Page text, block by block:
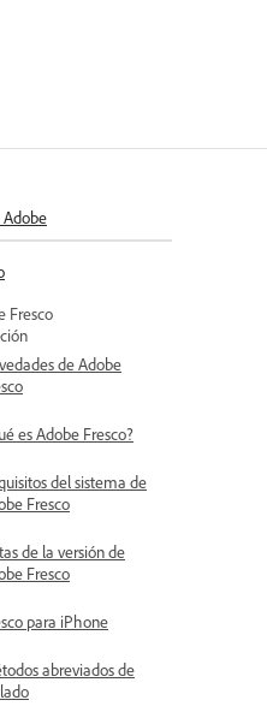
Adobe
Fresco
de Adobe
es Adobe Fresco?
del sistema de
Fresco
de la versión de
Fresco
para iPhone
abreviados de